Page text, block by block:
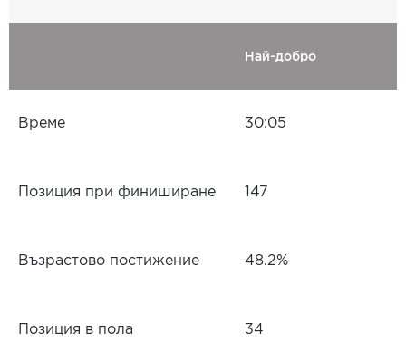
Най-добро
Време 30:05
Позиция при финиширане 147
Възрастово постижение 48.2%
Позиция в пола 34